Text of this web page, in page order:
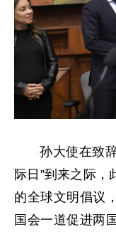
孙大使在致
际日”到来之际，
的全球文明倡议
国会一道促进两